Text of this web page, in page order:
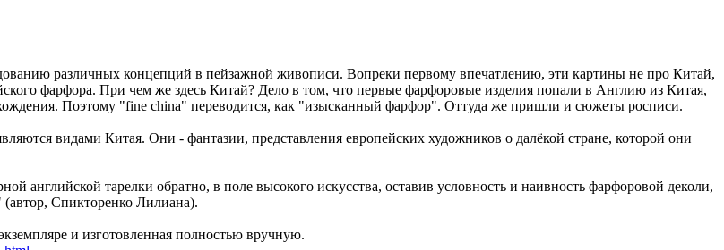
различных концепций в пейзажной живописи. Вопреки первому впечатлению, эти картины не про Китай,
фарфора. При чем же здесь Китай? Дело в том, что первые фарфоровые изделия попали в Англию из Китая,
Поэтому "fine china" переводится, как "изысканный фарфор". Оттуда же пришли и сюжеты росписи.
видами Китая. Они - фантазии, представления европейских художников о далёкой стране, которой они
английской тарелки обратно, в поле высокого искусства, оставив условность и наивность фарфоровой деколи,
(автор, Спикторенко Лилиана).
и изготовленная полностью вручную.